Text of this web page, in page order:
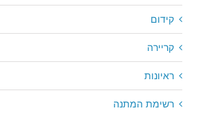
קידום
קריירה
ראיונות
רשימת המתנה